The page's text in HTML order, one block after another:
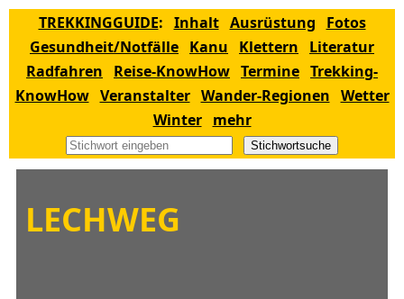
TREKKINGGUIDE: Inhalt Ausrüstung
Fotos
Gesundheit/Notfälle Kanu Klettern
Literatur
Radfahren
Reise-KnowHow Termine Trekking-
KnowHow Veranstalter Wander-Regionen Wetter
Winter
mehr
Stichwortsuche
LECHWEG